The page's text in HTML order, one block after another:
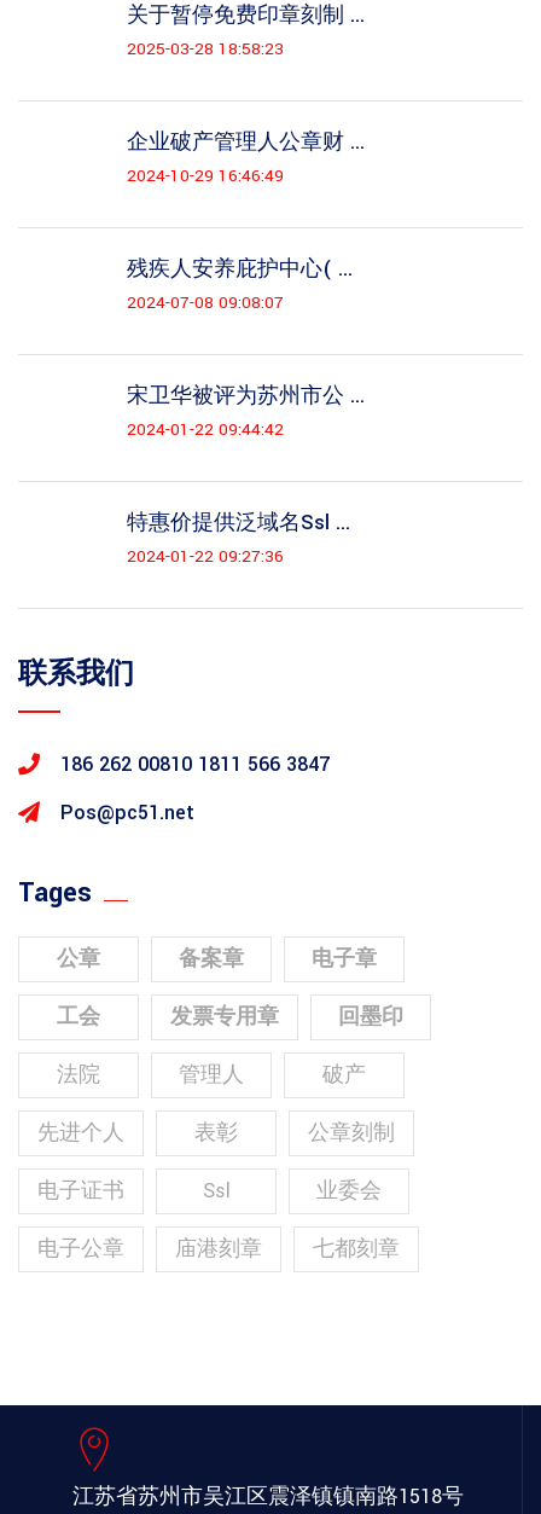
关于暂停免费印章刻制 ...
2025-03-28 18:58:23
企业破产管理人公章财 ...
2024-10-29 16:46:49
残疾人安养庇护中心( ...
2024-07-08 09:08:07
宋卫华被评为苏州市公 ...
2024-01-22 09:44:42
特惠价提供泛域名ssl ...
2024-01-22 09:27:36
联系我们
186 262 00810 1811 566 3847
Pos@pc51.net
Tages
公章 备案章 电子章
工会 发票专用章 回墨印
法院 管理人 破产
先进个人 表彰 公章刻制
电子证书 Ssl 业委会
电子公章 庙港刻章 七都刻章
江苏省苏州市吴江区震泽镇镇南路1518号